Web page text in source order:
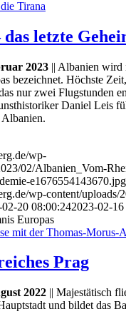
letzte
2023 || Albanien wird
bezeichnet. Höchste
nur zwei Flugstunden
Daniel Leis
wp-
02/Albanien_Vom-
e1676554143670.jpg
wp-content/uploads/
02-20 08:00:242023-02-
Europas
Prag
2022 || Majestätisch
und bildet das